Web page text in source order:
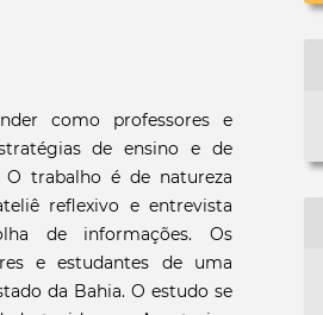
como professores e
de ensino e de
O trabalho é de natureza
reflexivo e entrevista
de informações. Os
e estudantes de uma
da Bahia. O estudo se